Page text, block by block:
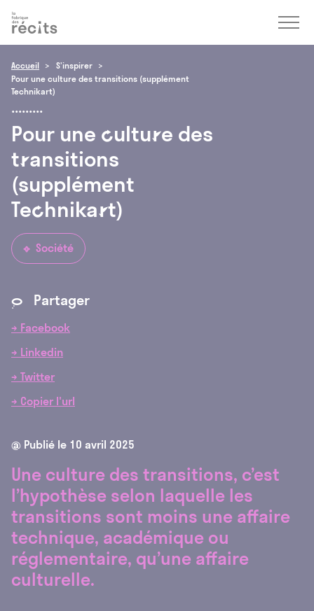
page
Accueil
S’inspirer
Pour une culture des transitions (supplément
Technikart)
Pour une culture des
transitions
(supplément
Technikart)
5 Société
* Partager
→ Facebook
→ Linkedin
→ Twitter
→ Copier l'url
@ Publié le 10 avril 2025
Une culture des transitions, c’est
l’hypothèse selon laquelle les
transitions sont moins une affaire
technique, académique ou
réglementaire, qu’une affaire
culturelle.